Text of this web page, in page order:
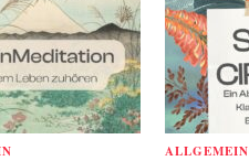
ALLGEMEIN